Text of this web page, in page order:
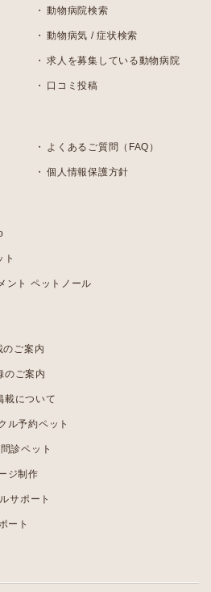
動物病院検索
動物病気 / 症状検索
求人を募集している動物病院
口コミ投稿
よくあるご質問（FAQ）
個人情報保護方針
ト
ント ペットノール
ご案内
のご案内
載について
ル予約ペット
診ペット
ジ制作
サポート
ート